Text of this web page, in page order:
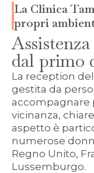
La Clinica
propri
dal primo
La reception
gestita da
accompagnare
vicinanza,
aspetto è
numerose
Regno Unito,
Lussemburgo.